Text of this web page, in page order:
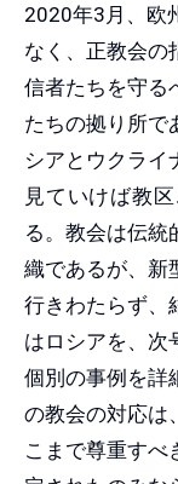
2020年3月、欧
なく、正教会の
信者たちを守る
たちの拠り所で
シアとウクライ
見ていけば教
る。教会は伝統
織であるが、新
行きわたらず、
はロシアを、次
個別の事例を詳
の教会の対応は
こまで尊重すべ